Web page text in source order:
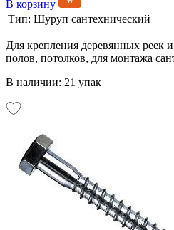
В корзину
Тип: Шуруп сантехнический
Для крепления деревянных реек
полов, потолков, для монтажа
В наличии: 21 упак